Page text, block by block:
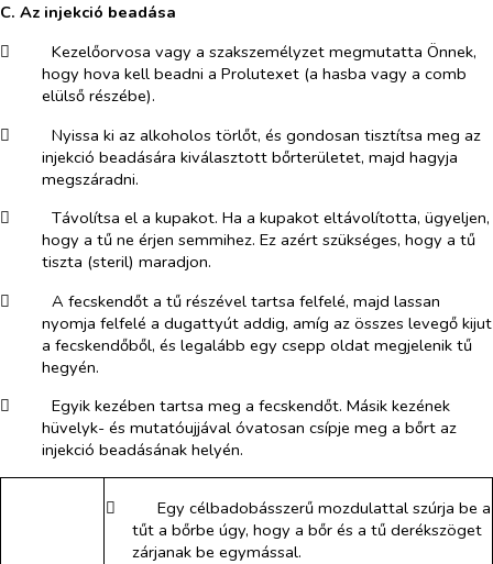
C. Az injekció beadása
​
Kezelőorvosa vagy a szakszemélyzet megmutatta Önnek,
hogy hova kell beadni a Prolutexet (a hasba vagy a comb
elülső részébe).
​
Nyissa ki az alkoholos törlőt, és gondosan tisztítsa meg az
injekció beadására kiválasztott bőrterületet, majd hagyja
megszáradni.
​
Távolítsa el a kupakot. Ha a kupakot eltávolította, ügyeljen,
hogy a tű ne érjen semmihez. Ez azért szükséges, hogy a tű
tiszta (steril) maradjon.
​
A fecskendőt a tű részével tartsa felfelé, majd lassan
nyomja felfelé a dugattyút addig, amíg az összes levegő kijut
a fecskendőből, és legalább egy csepp oldat megjelenik tű
hegyén.
​
Egyik kezében tartsa meg a fecskendőt. Másik kezének
hüvelyk- és mutatóujjával óvatosan csípje meg a bőrt az
injekció beadásának helyén.
​
Egy célbadobásszerű mozdulattal szúrja be a
tűt a bőrbe úgy, hogy a bőr és a tű derékszöget
zárjanak be egymással.